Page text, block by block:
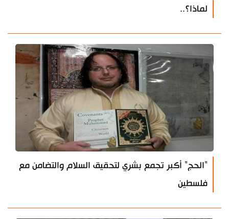
لماذا؟..
"الحج" أكبر تجمع بشري لتحقيق السلام والتضامن مع
فلسطين